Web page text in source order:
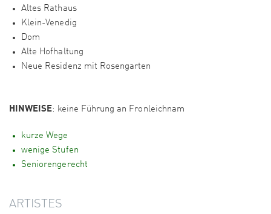
Altes Rathaus
Klein-Venedig
Dom
Alte Hofhaltung
Neue Residenz mit Rosengarten
HINWEISE: keine Führung an Fronleichnam
kurze Wege
wenige Stufen
Seniorengerecht
ARTISTES